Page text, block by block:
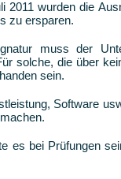
2011 wurden die
zu ersparen.
muss der
solche, die über
sein.
Software
es bei Prüfungen